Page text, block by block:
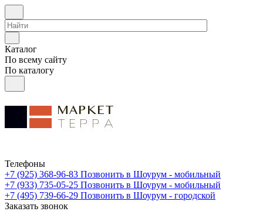
Каталог
По всему сайту
По каталогу
Телефоны
+7 (925) 368-96-83 Позвонить в Шоурум - мобильный
+7 (933) 735-05-25 Позвонить в Шоурум - мобильный
+7 (495) 739-66-29 Позвонить в Шоурум - городской
Заказать звонок